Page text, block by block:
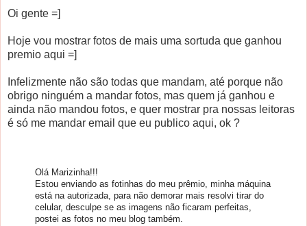
Oi gente =]
Hoje vou mostrar fotos de mais uma sortuda que ganhou
premio aqui =]
Infelizmente não são todas que mandam, até porque não
obrigo ninguém a mandar fotos, mas quem já ganhou e
ainda não mandou fotos, e quer mostrar pra nossas leitoras
é só me mandar email que eu publico aqui, ok ?
Olá Marizinha!!!
Estou enviando as fotinhas do meu prêmio, minha máquina
está na autorizada, para não demorar mais resolvi tirar do
celular, desculpe se as imagens não ficaram perfeitas,
postei as fotos no meu blog também.